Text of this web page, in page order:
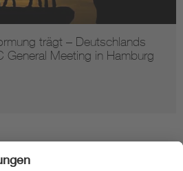
trägt – Deutschlands
General Meeting in Hamburg